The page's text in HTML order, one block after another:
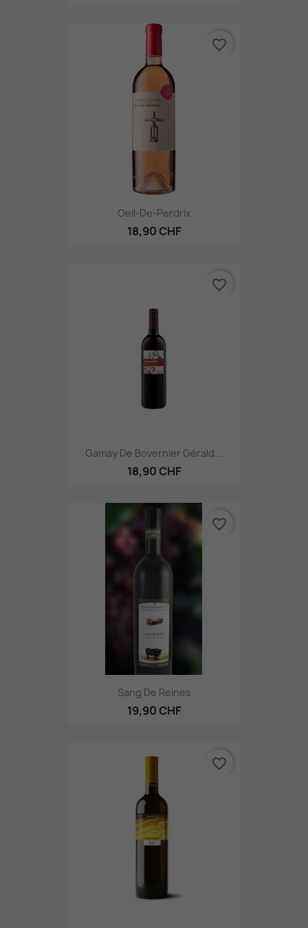
Oeil-De-Perdrix
18,90 CHF
favorite_border
Gamay De Bovernier Gérald...
18,90 CHF
favorite_border
Sang De Reines
19,90 CHF
favorite_border
favorite_border